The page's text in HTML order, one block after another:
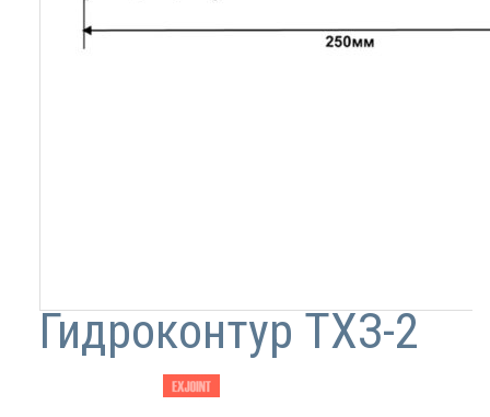
Гидроконтур ТХЗ-2